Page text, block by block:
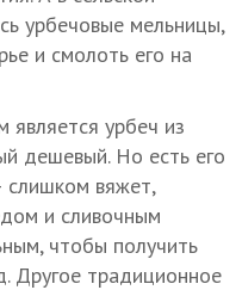
урбечовые мельницы,
и смолоть его на
урбеч из
дешевый. Но есть его
слишком вяжет,
и сливочным
чтобы получить
Другое традиционное